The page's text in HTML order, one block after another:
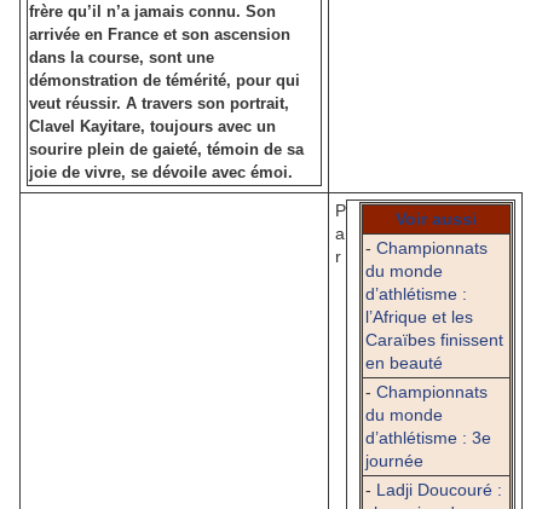
frère qu’il n’a jamais connu. Son
arrivée en France et son ascension
dans la course, sont une
démonstration de témérité, pour qui
veut réussir. A travers son portrait,
Clavel Kayitare, toujours avec un
sourire plein de gaieté, témoin de sa
joie de vivre, se dévoile avec émoi.
Voir aussi
- Championnats
du monde
d’athlétisme :
l’Afrique et les
Caraïbes finissent
en beauté
- Championnats
du monde
d’athlétisme : 3e
journée
- Ladji Doucouré :
P
a
r